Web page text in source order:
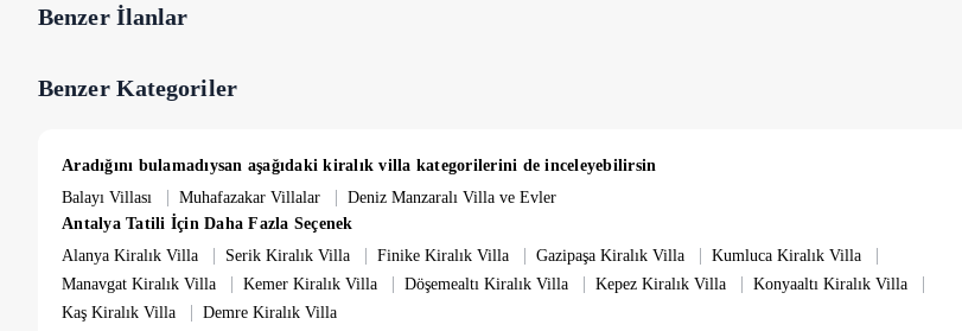
Villamızın, 4*8 metre ebatlarında 1,50 metre derinliğinde havuzu bulunmaktadır.
Villaya girişte nakit olarak 5.000 TL hasar depozitosu alınmakta olup çıkışınız esnasında yapılan kontroller sonucu herhangi bir
Önemli Bilgiler;
dahildir. Ayrıca bir ücret talep edilmemektedir. Villa size konaklama yapacağınız gün temiz ve hazırlanmış olarak teslim edilmekte ve
haftada bir kez temizlenmektedir.
NOT: Tüm sezonda minimum kiralama süresi 3 gecedir. 5 geceden daha az konaklamalar için ekstra 5,000 TL temizlik ücreti
talep edilir.
Benzer İlanlar
Benzer Kategoriler
Aradığını bulamadıysan aşağıdaki kiralık villa kategorilerini de inceleyebilirsin
Balayı Villası
| Muhafazakar Villalar | Deniz Manzaralı Villa ve Evler
Antalya Tatili İçin Daha Fazla Seçenek
Alanya Kiralık Villa
| Serik Kiralık Villa | Finike Kiralık Villa | Gazipaşa Kiralık Villa | Kumluca Kiralık Villa |
Manavgat Kiralık Villa | Kemer Kiralık Villa | Döşemealtı Kiralık Villa | Kepez Kiralık Villa | Konyaaltı Kiralık Villa |
Kaş Kiralık Villa | Demre Kiralık Villa